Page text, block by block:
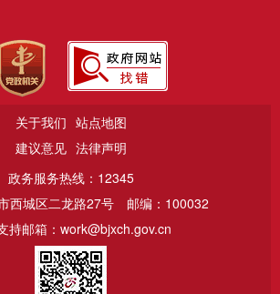
关于我们 站点地图
建议意见 法律声明
政务服务热线：12345
西城区二龙路27号
邮编：100032
持邮箱：work@bjxch.gov.cn